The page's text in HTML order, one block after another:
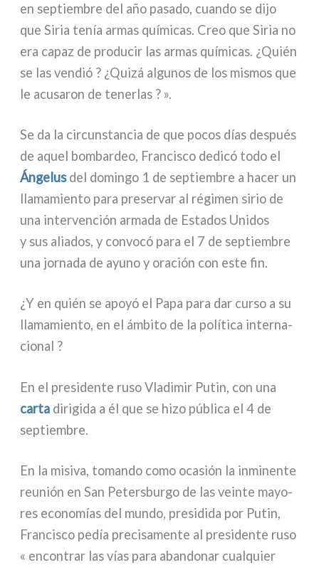
en sep­tiem­bre del año pasa­do, cuan­do se dijo
que Siria tenía armas quí­mi­cas. Creo que Siria no
era capaz de pro­du­cir las armas quí­mi­cas. ¿Quién
se las ven­dió ? ¿Quizá algu­nos de los mismos que
le acu­sa­ron de tener­las ? ».
Se da la cir­cun­stan­cia de que pocos días después
de aquel bom­bar­deo, Francisco dedi­có todo el
Ángelusdel domin­go 1 de sep­tiem­bre a hacer un
lla­ma­mien­to para pre­ser­var al régi­men sirio de
una inter­ven­ción arma­da de Estados Unidos
y sus alia­dos, y con­vo­có para el 7 de sep­tiem­bre
una jor­na­da de ayu­no y ora­ción con este fin.
¿Y en quién se apoyó el Papa para dar cur­so a su
lla­ma­mien­to, en el ámbi­to de la polí­ti­ca inter­na­
cio­nal ?
En el pre­si­den­te ruso Vladimir Putin, con una
car­ta diri­gi­da a él que se hizo públi­ca el 4 de
sep­tiem­bre.
En la misi­va, toman­do como oca­sión la inmi­nen­te
reu­nión en San Petersburgo de las vein­te mayo­
res eco­no­mías del mun­do, pre­si­di­da por Putin,
Francisco pedía pre­ci­sa­men­te al pre­si­den­te ruso
« encon­trar las vías para aban­do­nar cual­quier